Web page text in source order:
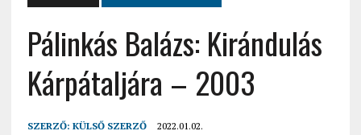
Pálinkás Balázs: Kirándulás
Kárpátaljára – 2003
SZERZŐ: KÜLSŐ SZERZŐ 2022.01.02.